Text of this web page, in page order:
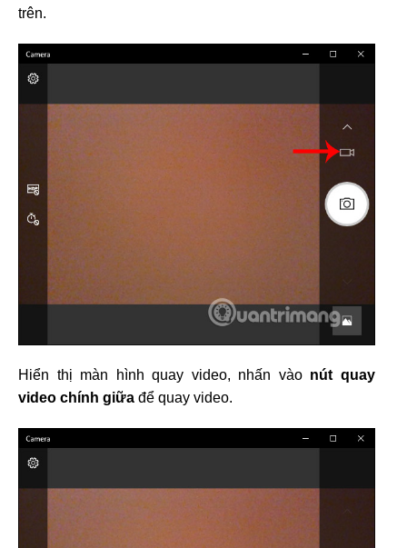
trên.
Hiển thị màn hình quay video, nhấn vào nút quay
video chính giữa để quay video.